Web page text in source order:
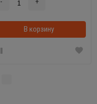
В корзинкеВ корзину